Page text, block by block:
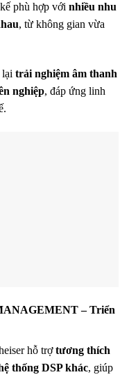
phù hợp với nhiều nhu
, từ không gian vừa
trải nghiệm âm thanh
nghiệp, đáp ứng linh
– Triển
hỗ trợtương thích
thống DSP khác, giúp